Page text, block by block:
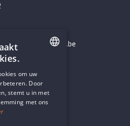
DUTCH
om uw
Door
stemt u in met
met ons